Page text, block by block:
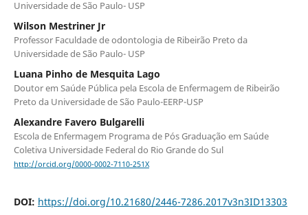
Universidade de São Paulo- USP
Wilson Mestriner Jr
Professor Faculdade de odontologia de Ribeirão Preto da
Universidade de São Paulo- USP
Luana Pinho de Mesquita Lago
Doutor em Saúde Pública pela Escola de Enfermagem de Ribeirão
Preto da Universidade de São Paulo-EERP-USP
Alexandre Favero Bulgarelli
Escola de Enfermagem Programa de Pós Graduação em Saúde
Coletiva Universidade Federal do Rio Grande do Sul
http://orcid.org/0000-0002-7110-251X
DOI: https://doi.org/10.21680/2446-7286.2017v3n3ID13303